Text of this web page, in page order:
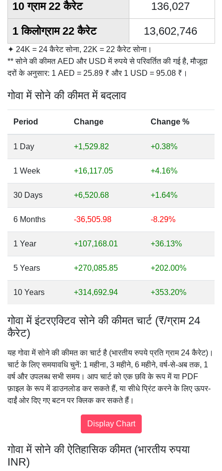
10 ग्राम 22 कैरेट
136,027
1 किलोग्राम 22 कैरेट
13,602,746
✦ 24K = 24 कैरेट सोना, 22K = 22 कैरेट सोना।
** सोने की कीमत AED और USD में रुपये से परिवर्तित की गई है, मौजूदा
दरों के अनुसार: 1 AED = 25.89 ₹ और 1 USD = 95.08 ₹।
गोवा में सोने की कीमत में बदलाव
Period Change Change %
1 Day +1,529.82 +0.38%
1 Week +16,117.05 +4.16%
30 Days +6,520.68 +1.64%
6 Months -36,505.98 -8.29%
1 Year +107,168.01 +36.13%
5 Years +270,085.85 +202.00%
10 Years +314,692.94 +353.20%
गोवा में इंटरएक्टिव सोने की कीमत चार्ट (₹/ग्राम 24
कैरेट)
यह गोवा में सोने की कीमत का चार्ट है (भारतीय रुपये प्रति ग्राम 24 कैरेट)।
चार्ट के लिए समयावधि चुनें: 1 महीना, 3 महीने, 6 महीने, वर्ष-से-अब तक, 1
वर्ष और उपलब्ध सभी समय। आप चार्ट को एक छवि के रूप में या PDF
फ़ाइल के रूप में डाउनलोड कर सकते हैं, या सीधे प्रिंट करने के लिए ऊपर-
दाईं ओर दिए गए बटन पर क्लिक कर सकते हैं।
गोवा में सोने की ऐतिहासिक कीमत (भारतीय रुपया
INR)